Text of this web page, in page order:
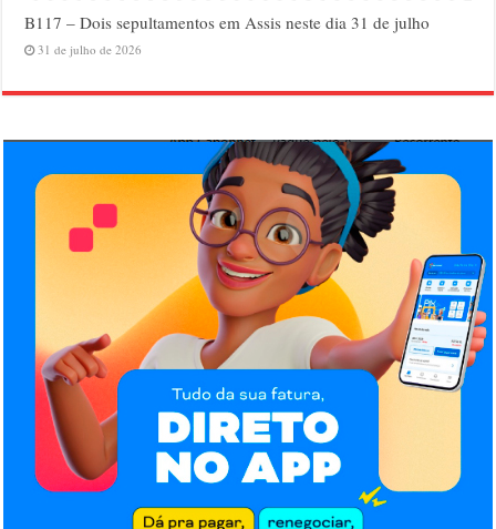
B117 – Dois sepultamentos em Assis neste dia 31 de julho
31 de julho de 2026